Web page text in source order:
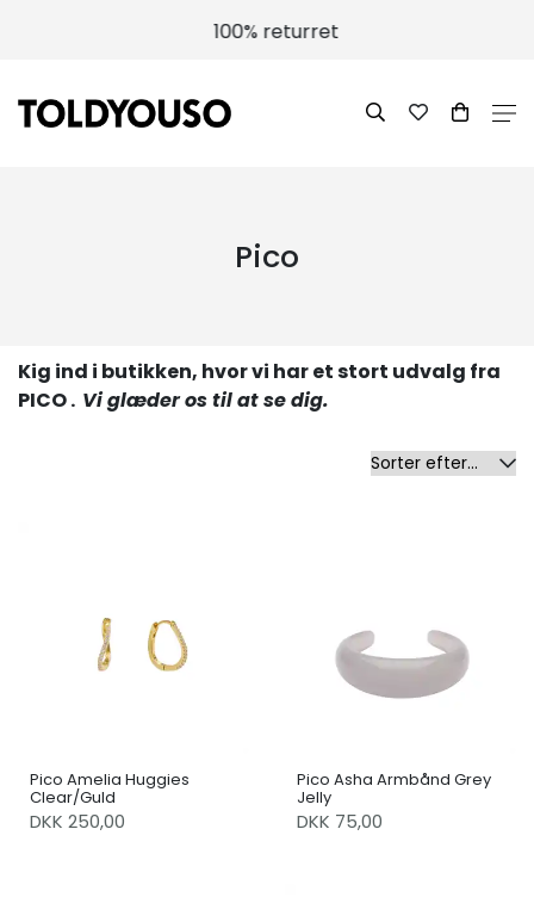
100% returret
Kig ind i butikken, hvor vi har et stort udvalg fra
PICO . Vi glæder os til at se dig.
Pico
Pico Amelia Huggies
Clear/Guld
DKK 250,00
Pico Asha Armbånd Grey
Jelly
DKK 75,00